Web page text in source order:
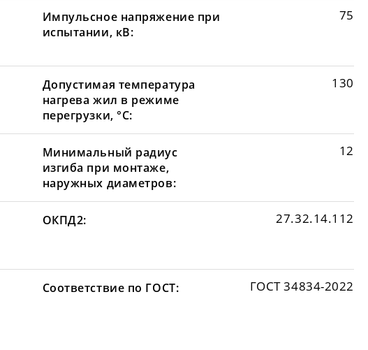
Импульсное напряжение при
испытании, кВ:
75
Допустимая температура
нагрева жил в режиме
перегрузки, °С:
130
Минимальный радиус
изгиба при монтаже,
наружных диаметров:
12
ОКПД2: 27.32.14.112
Соответствие по ГОСТ: ГОСТ 34834-2022